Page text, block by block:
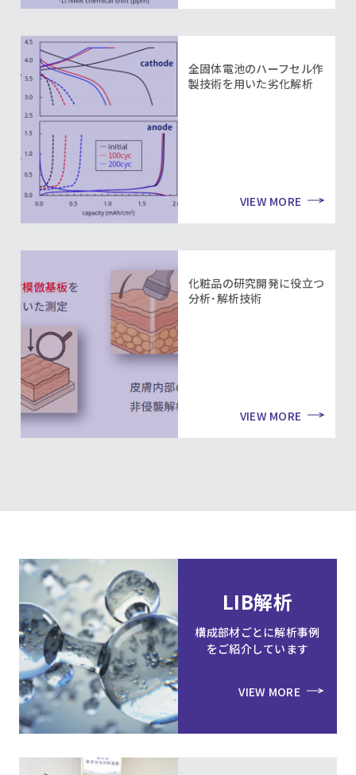
全固体電池のハーフセル作
製技術を用いた劣化解析
VIEW MORE
化粧品の研究開発に役立つ
分析･解析技術
VIEW MORE
LIB解析
構成部材ごとに解析事例
をご紹介しています
VIEW MORE